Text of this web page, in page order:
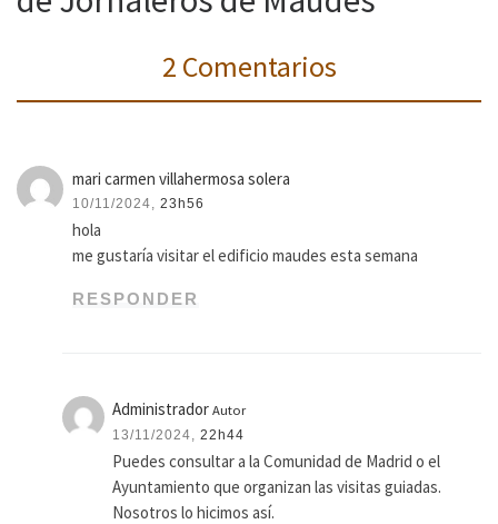
2 Comentarios
mari carmen villahermosa solera
10/11/2024, 23h56
hola
me gustaría visitar el edificio maudes esta semana
RESPONDER
Administrador Autor
13/11/2024, 22h44
Puedes consultar a la Comunidad de Madrid o el
Ayuntamiento que organizan las visitas guiadas.
Nosotros lo hicimos así.